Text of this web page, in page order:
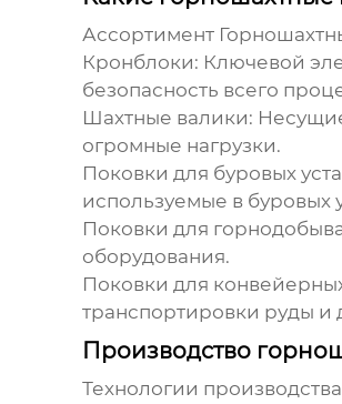
Ассортимент
Кронблоки: Ключевой
безопасность всего
Шахтные валики:
огромные нагрузки.
Поковки для буровых
используемые в буровых
Поковки для
оборудования.
Поковки для
транспортировки руды и
Производство
Технологии производства